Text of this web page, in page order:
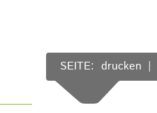
SEITE: drucken